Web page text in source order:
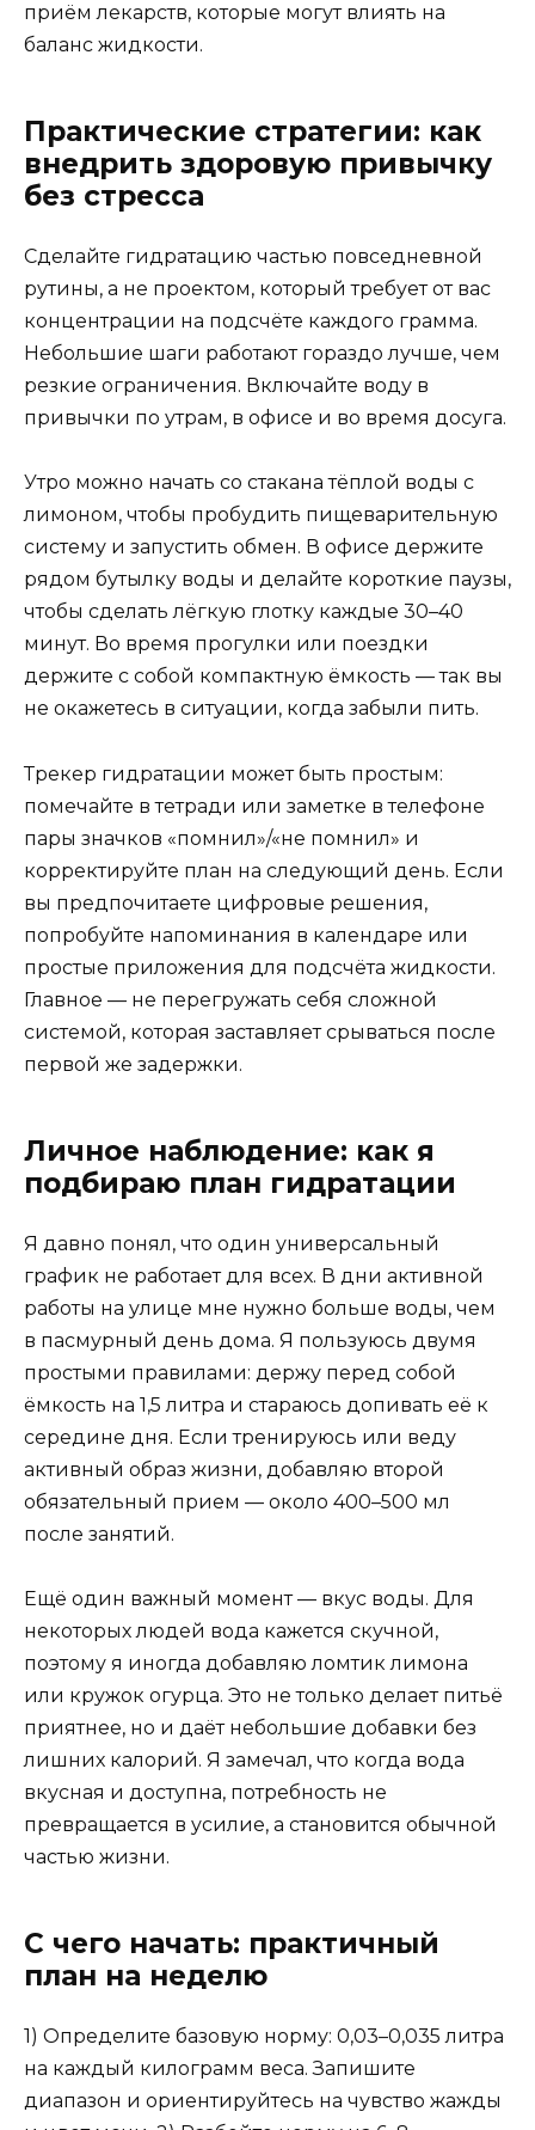
приём лекарств, которые могут влиять на
баланс жидкости.
Практические стратегии: как
внедрить здоровую привычку
без стресса
Сделайте гидратацию частью повседневной
рутины, а не проектом, который требует от вас
концентрации на подсчёте каждого грамма.
Небольшие шаги работают гораздо лучше, чем
резкие ограничения. Включайте воду в
привычки по утрам, в офисе и во время досуга.
Утро можно начать со стакана тёплой воды с
лимоном, чтобы пробудить пищеварительную
систему и запустить обмен. В офисе держите
рядом бутылку воды и делайте короткие паузы,
чтобы сделать лёгкую глотку каждые 30–40
минут. Во время прогулки или поездки
держите с собой компактную ёмкость — так вы
не окажетесь в ситуации, когда забыли пить.
Трекер гидратации может быть простым:
помечайте в тетради или заметке в телефоне
пары значков «помнил»/«не помнил» и
корректируйте план на следующий день. Если
вы предпочитаете цифровые решения,
попробуйте напоминания в календаре или
простые приложения для подсчёта жидкости.
Главное — не перегружать себя сложной
системой, которая заставляет срываться после
первой же задержки.
Личное наблюдение: как я
подбираю план гидратации
Я давно понял, что один универсальный
график не работает для всех. В дни активной
работы на улице мне нужно больше воды, чем
в пасмурный день дома. Я пользуюсь двумя
простыми правилами: держу перед собой
ёмкость на 1,5 литра и стараюсь допивать её к
середине дня. Если тренируюсь или веду
активный образ жизни, добавляю второй
обязательный прием — около 400–500 мл
после занятий.
Ещё один важный момент — вкус воды. Для
некоторых людей вода кажется скучной,
поэтому я иногда добавляю ломтик лимона
или кружок огурца. Это не только делает питьё
приятнее, но и даёт небольшие добавки без
лишних калорий. Я замечал, что когда вода
вкусная и доступна, потребность не
превращается в усилие, а становится обычной
частью жизни.
С чего начать: практичный
план на неделю
1) Определите базовую норму: 0,03–0,035 литра
на каждый килограмм веса. Запишите
диапазон и ориентируйтесь на чувство жажды